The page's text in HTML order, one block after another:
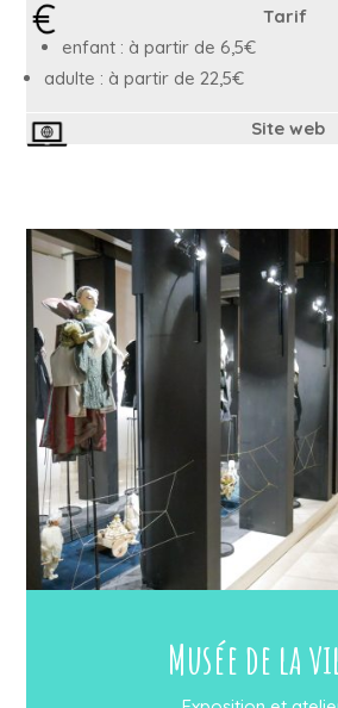
Tarif
enfant : à partir de 6,5€
adulte : à partir de 22,5€
Site web
Musée de la